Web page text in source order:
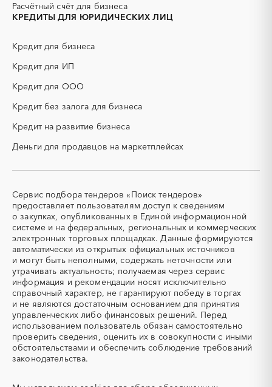
ЖБИ
ИБП
КИП (контрольно-
КТП
ОКР (опытно-
конструкторские работы)
ПГС (песчано-гравийная
смесь)
СВО
СКС (структурированные
СКУД
СОЖ (смазочно-
ТЭН
(Теплоэлектронагреватель)
УДС (установки
депарафинизации скважин)
УКПГ
ЯТЭК
Аварийные работы
Авиаперевозка
Авиационные работы
Авиационные работы
вертолетами
Автобус
Автовозы
Автогрейдер
Автозапчасти
Автоматизация
Автомобили
Автомобильные весы
Авторский надзор
Автотранспорт
Автоцистерны пожарные
Адсорбенты
Расчётный счёт для бизнеса
КРЕДИТЫ ДЛЯ ЮРИДИЧЕСКИХ ЛИЦ
Кредит для бизнеса
Кредит для ИП
Кредит для ООО
Кредит без залога для бизнеса
Кредит на развитие бизнеса
Деньги для продавцов на маркетплейсах
Сервис подбора тендеров «Поиск тендеров»
предоставляет пользователям доступ к сведениям
о закупках, опубликованных в Единой информационной
системе и на федеральных, региональных и коммерческих
электронных торговых площадках. Данные формируются
автоматически из открытых официальных источников
и могут быть неполными, содержать неточности или
утрачивать актуальность; получаемая через сервис
информация и рекомендации носят исключительно
справочный характер, не гарантируют победу в торгах
и не являются достаточным основанием для принятия
управленческих либо финансовых решений. Перед
использованием пользователь обязан самостоятельно
проверить сведения, оценить их в совокупности с иными
обстоятельствами и обеспечить соблюдение требований
законодательства.